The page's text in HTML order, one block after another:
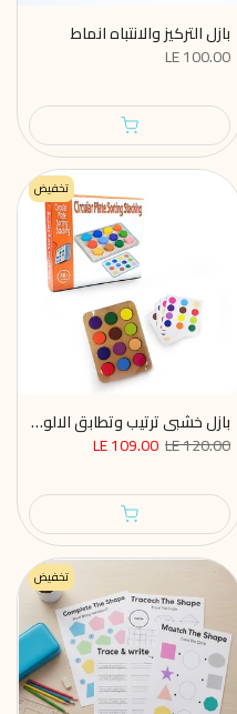
بازل التركيز والانتباه انماط
LE 100.00
تخفيض
بازل خشبي ترتيب وتطابق الالوان 24 كارت
LE 120.00
LE 109.00
تخفيض